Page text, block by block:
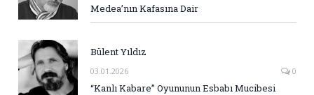
Medea’nın Kafasına Dair
Bülent Yıldız
03.01.2026 0
“Kanlı Kabare” Oyununun Esbabı Mucibesi